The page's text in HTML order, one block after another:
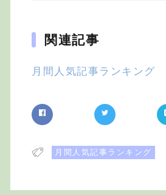
関連記事
月間人気記事ランキング
月間人気記事ランキング